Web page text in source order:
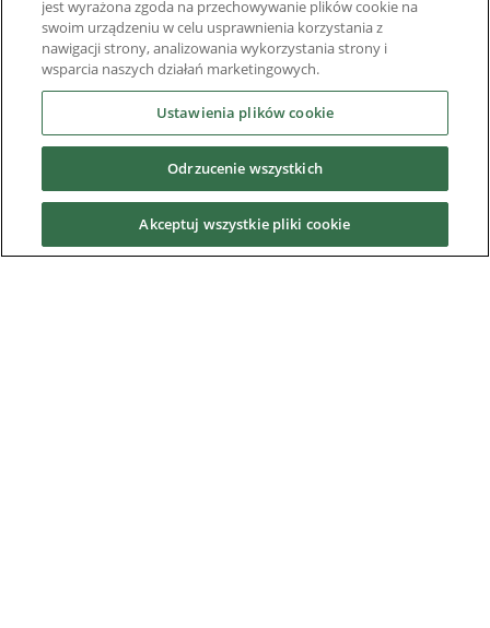
Rozwiązania systemowe
Superseded Products
Usługi
News & Media
jest wyrażona zgoda na przechowywanie plików cookie na
swoim urządzeniu w celu usprawnienia korzystania z
nawigacji strony, analizowania wykorzystania strony i
wsparcia naszych działań marketingowych.
Ustawienia plików cookie
Odrzucenie wszystkich
Akceptuj wszystkie pliki cookie